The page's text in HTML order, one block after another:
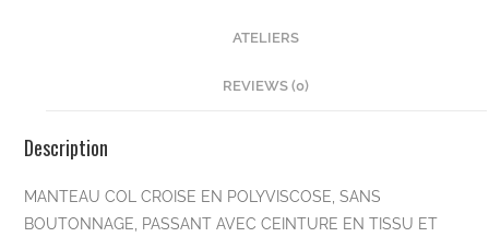
ATELIERS
REVIEWS (0)
Description
MANTEAU COL CROISE EN POLYVISCOSE, SANS
BOUTONNAGE, PASSANT AVEC CEINTURE EN TISSU ET